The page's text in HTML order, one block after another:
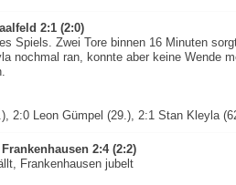
2:1 (2:0)
Spiels. Zwei Tore binnen 16 Minuten
nochmal ran, konnte aber keine Wende
2:0 Leon Gümpel (29.), 2:1 Stan Kleyla
2:4 (2:2)
Frankenhausen jubelt